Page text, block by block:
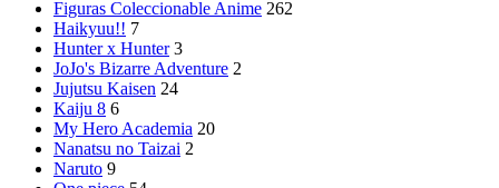
Figuras Coleccionable Anime 262
Haikyuu!! 7
Hunter x Hunter 3
JoJo's Bizarre Adventure 2
Jujutsu Kaisen 24
Kaiju 8 6
My Hero Academia 20
Nanatsu no Taizai 2
Naruto 9